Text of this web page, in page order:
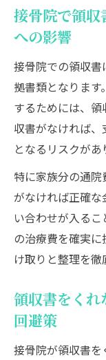
家族分も安
家族全
接骨院
クニック
通院費
記録術
拠集め
家計管
デア
接骨院で領収
への影響
接骨院での領収
拠書類となりま
するためには、
収書がなければ
となるリスクがあ
特に家族分の通
がなければ正確
い合わせが入る
の治療費を確実
け取りと整理を徹
領収書をくれ
回避策
接骨院が領収書